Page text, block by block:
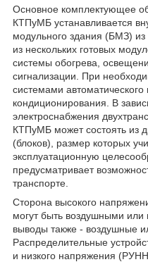
Основное комплектующее
КТПуМБ устанавливается
модульного здания (БМЗ)
из нескольких готовых
системы обогрева,
сигнализации. При
системами
кондиционирования. В
электроснабжения
КТПуМБ может состоять из
(блоков), размер которых
эксплуатационную
предусматривает
транспорте.
Сторона высокого
могут быть воздушными
выводы также - воздушные
Распределительные
и низкого напряжения